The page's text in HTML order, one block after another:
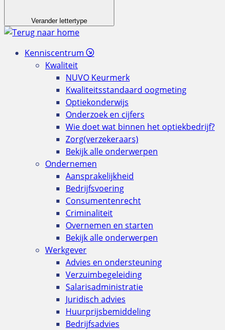
Verander lettertype
Kenniscentrum
Kwaliteit
NUVO Keurmerk
Kwaliteitsstandaard oogmeting
Optiekonderwijs
Onderzoek en cijfers
Wie doet wat binnen het optiekbedrijf?
Zorg(verzekeraars)
Bekijk alle onderwerpen
Ondernemen
Aansprakelijkheid
Bedrijfsvoering
Consumentenrecht
Criminaliteit
Overnemen en starten
Bekijk alle onderwerpen
Werkgever
Advies en ondersteuning
Verzuimbegeleiding
Salarisadministratie
Juridisch advies
Huurprijsbemiddeling
Bedrijfsadvies